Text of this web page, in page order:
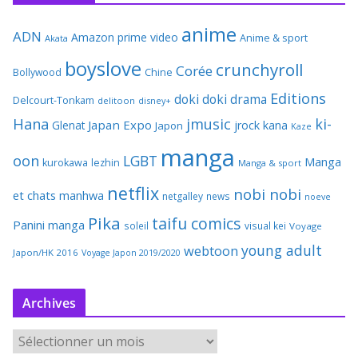
ADN Akata Amazon prime video anime Anime & sport
Bollywood boyslove Chine Corée crunchyroll
Delcourt-Tonkam delitoon disney+ doki doki drama Editions
Hana Glenat Japan Expo Japon jmusic jrock kana Kaze ki-
oon kurokawa lezhin LGBT manga Manga & sport Manga
et chats manhwa netflix netgalley news nobi nobi noeve
Panini manga Pika soleil taifu comics visual kei Voyage
Japon/HK 2016 Voyage Japon 2019/2020 webtoon young adult
Archives